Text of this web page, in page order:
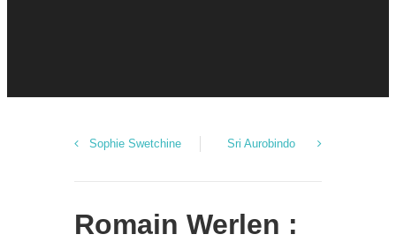
Sophie Swetchine Sri Aurobindo
Romain Werlen :